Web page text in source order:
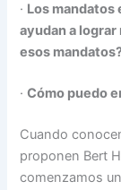
· Los mandatos
ayudan a
esos
·Cómo puedo
Cuando
proponen Bert
comenzamos